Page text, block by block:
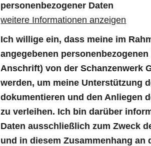
personenbezogener Daten
weitere Informationen anzeigen
Ich willige ein, dass meine im
angegebenen personenbezogenen
Anschrift) von der Schanzenwerk
werden, um meine Unterstützung
dokumentieren und den Anliegen
zu verleihen. Ich bin darüber
Daten ausschließlich zum Zweck
und in diesem Zusammenhang an